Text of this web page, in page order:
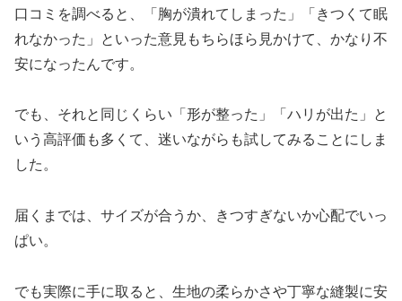
口コミを調べると、「胸が潰れてしまった」「きつくて眠
れなかった」といった意見もちらほら見かけて、かなり不
安になったんです。
でも、それと同じくらい「形が整った」「ハリが出た」と
いう高評価も多くて、迷いながらも試してみることにしま
した。
届くまでは、サイズが合うか、きつすぎないか心配でいっ
ぱい。
でも実際に手に取ると、生地の柔らかさや丁寧な縫製に安